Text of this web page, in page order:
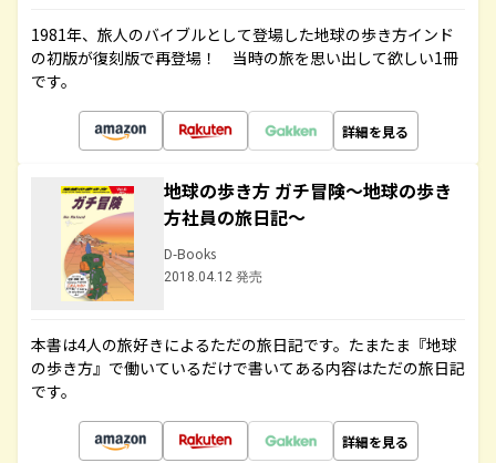
1981年、旅人のバイブルとして登場した地球の歩き方インド
の初版が復刻版で再登場！ 当時の旅を思い出して欲しい1冊
です。
詳細を見る
地球の歩き方 ガチ冒険～地球の歩き
方社員の旅日記～
D-Books
2018.04.12 発売
本書は4人の旅好きによるただの旅日記です。たまたま『地球
の歩き方』で働いているだけで書いてある内容はただの旅日記
です。
詳細を見る